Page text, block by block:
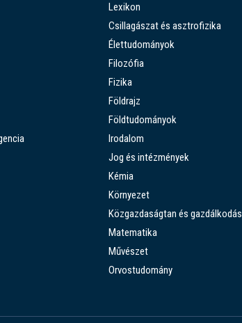
Lexikon
Csillagászat és asztrofizika
Élettudományok
Filozófia
Fizika
Földrajz
Földtudományok
Irodalom
Jog és intézmények
Kémia
Környezet
Közgazdaságtan és gazdálkodás
Matematika
Művészet
Orvostudomány